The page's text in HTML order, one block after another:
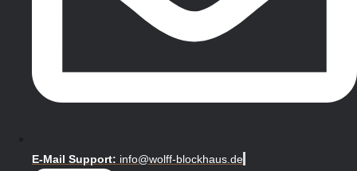
E-Mail Support: info@wolff-blockhaus.de